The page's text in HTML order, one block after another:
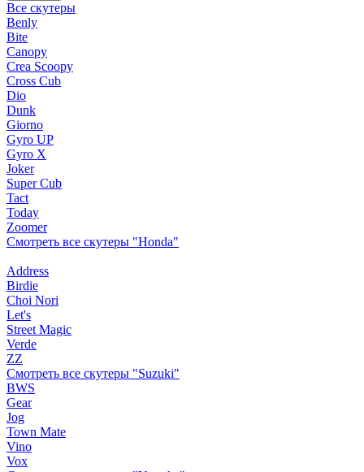
Все скутеры
Benly
Bite
Canopy
Crea Scoopy
Cross Cub
Dio
Dunk
Giorno
Gyro UP
Gyro X
Joker
Super Cub
Tact
Today
Zoomer
Смотреть все скутеры "Honda"
Address
Birdie
Choi Nori
Let's
Street Magic
Verde
ZZ
Смотреть все скутеры "Suzuki"
BWS
Gear
Jog
Town Mate
Vino
Vox